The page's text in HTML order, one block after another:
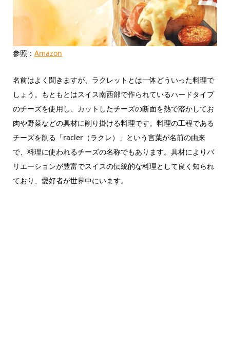
参照： Amazon
名前はよく聞きますが、ラクレットとは一体どういった料理で
しょう。もともとはスイス南西部で作られているハードタイプ
のチーズを使用し、カットしたチーズの断面を熱で溶かしてお
肉や野菜などの具材に削り掛ける料理です。料理の工程である
チーズを削る「racler（ラクレ）」という言葉が名前の由来
で、料理に使われるチーズの名称でもあります。具材によりバ
リエーションが豊富でスイスの伝統的な料理として良く知られ
ており、愛好者が世界中にいます。